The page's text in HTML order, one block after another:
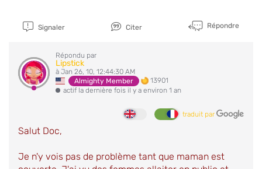
Signaler Citer Répondre
Répondu par
Lipstick
à Jan 26, 10, 12:44:30 AM
Almighty Member
13901
actif la dernière fois il y a environ 1 an
traduit par
Salut Doc,
Je n'y vois pas de problème tant que maman est